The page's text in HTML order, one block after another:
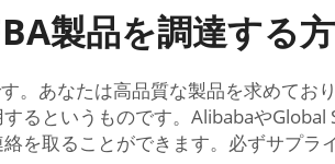
製品を調達する
あなたは高品質な製品を求めてお
るというものです。AlibabaやGlobal
を取ることができます。必ずサプラ